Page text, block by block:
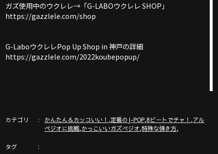
ガズ使用中のウクレレ→「G-LABOウクレレ SHOP」
https://gazzlele.com/shop
G-LaboウクレレPop Up Shop in 神戸の詳細
https://gazzlele.com/2022koubepopup/
https://gazzlele.com/gazzpianobook/
カテゴリ かんたん＆カッコいい！ ,定番のJ-POP,8ビートでチャ！ ,アル
ペジオに挑戦,かっこいいガズペジオ,特殊な弾き方,
タグ